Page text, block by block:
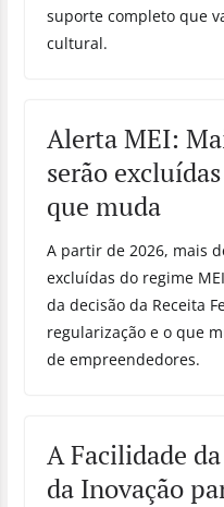
suporte completo que
cultural.
Alerta MEI:
serão
que muda
A partir de 2026, mais
excluídas do regime
da decisão da Receita
regularização e o que
de empreendedores.
A Facilidade
da Inovação